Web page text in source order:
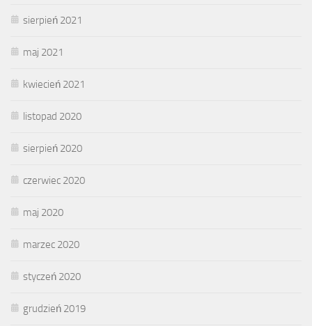
sierpień 2021
maj 2021
kwiecień 2021
listopad 2020
sierpień 2020
czerwiec 2020
maj 2020
marzec 2020
styczeń 2020
grudzień 2019